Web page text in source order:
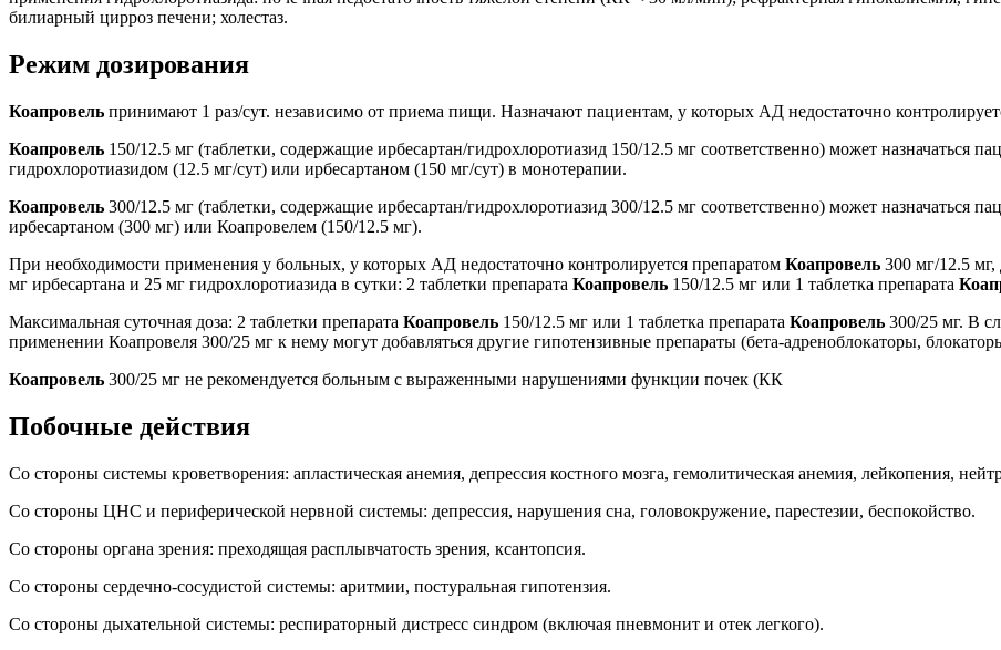
билиарный цирроз печени; холестаз.
Режим дозирования
Коапровель принимают 1 раз/сут. независимо от приема пищи. Назначают пациентам, у которых АД недостаточно
Коапровель 150/12.5 мг (таблетки, содержащие ирбесартан/гидрохлоротиазид 150/12.5 мг соответственно) может назначаться
гидрохлоротиазидом (12.5 мг/сут) или ирбесартаном (150 мг/сут) в монотерапии.
Коапровель 300/12.5 мг (таблетки, содержащие ирбесартан/гидрохлоротиазид 300/12.5 мг соответственно) может назначаться
ирбесартаном (300 мг) или Коапровелем (150/12.5 мг).
При необходимости применения у больных, у которых АД недостаточно контролируется препаратом Коапровель 300 мг/12.5
мг ирбесартана и 25 мг гидрохлоротиазида в сутки: 2 таблетки препарата Коапровель 150/12.5 мг или 1 таблетка препарата
Максимальная суточная доза: 2 таблетки препарата Коапровель 150/12.5 мг или 1 таблетка препарата Коапровель 300/25 мг. В
применении Коапровеля 300/25 мг к нему могут добавляться другие гипотензивные препараты (бета-адреноблокаторы,
Коапровель 300/25 мг не рекомендуется больным с выраженными нарушениями функции почек (КК
Побочные действия
Со стороны системы кроветворения: апластическая анемия, депрессия костного мозга, гемолитическая анемия, лейкопения,
Со стороны ЦНС и периферической нервной системы: депрессия, нарушения сна, головокружение, парестезии, беспокойство.
Со стороны органа зрения: преходящая расплывчатость зрения, ксантопсия.
Со стороны сердечно-сосудистой системы: аритмии, постуральная гипотензия.
Со стороны дыхательной системы: респираторный дистресс синдром (включая пневмонит и отек легкого).